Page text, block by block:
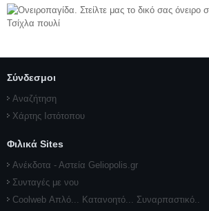
Σύνδεσμοι
Αναζήτηση
Χάρτης Ιστότοπου
Φιλικά Sites
Ανέκδοτα - Αστεία Geliopolis.gr
Συνταγές με νου
Coolweb Απλό... Κατανοητό... Συναρπαστικό..